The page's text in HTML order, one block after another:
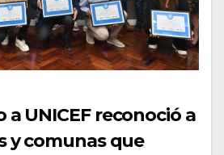
UNICEF reconoció a
y comunas que